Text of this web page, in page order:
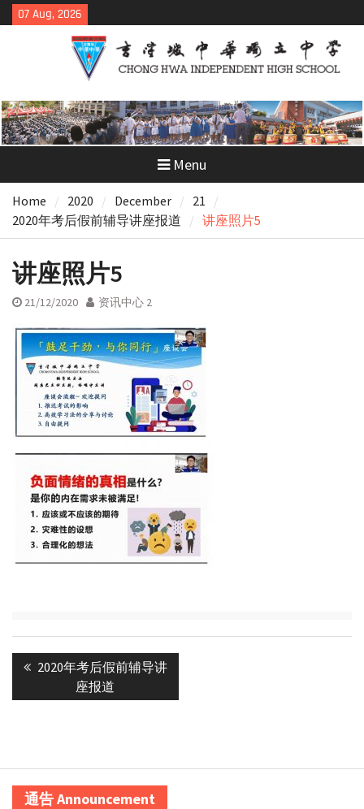
Skip
to
07 Aug, 2026
Menu
Home 2020 December
21
2020年考后假前辅导讲座报道
讲座照片5
讲座照片5
21/12/2020 资讯中心 2
navigation
Previous
2020年考后假前辅导讲
座报道
通告 Announcement